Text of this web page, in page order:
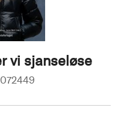
vi sjanseløse